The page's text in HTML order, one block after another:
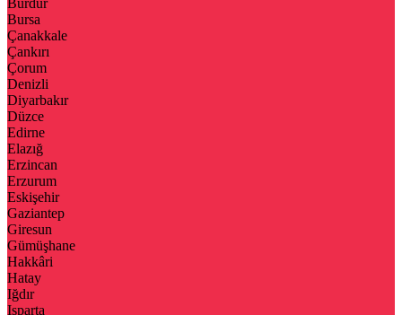
Burdur
Bursa
Çanakkale
Çankırı
Çorum
Denizli
Diyarbakır
Düzce
Edirne
Elazığ
Erzincan
Erzurum
Eskişehir
Gaziantep
Giresun
Gümüşhane
Hakkâri
Hatay
Iğdır
Isparta